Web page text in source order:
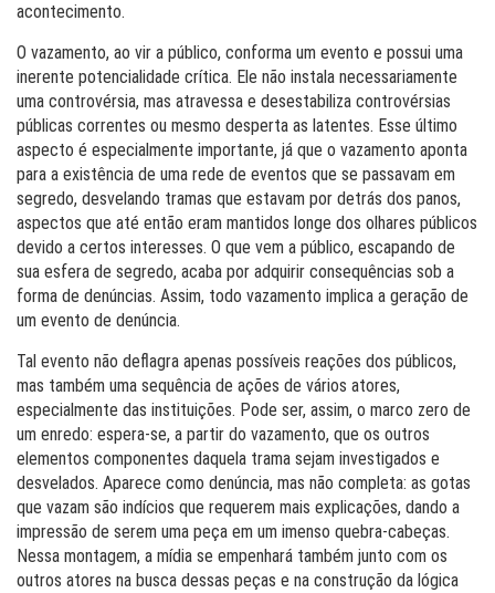
acontecimento.
O vazamento, ao vir a público, conforma um evento e possui uma
inerente potencialidade crítica. Ele não instala necessariamente
uma controvérsia, mas atravessa e desestabiliza controvérsias
públicas correntes ou mesmo desperta as latentes. Esse último
aspecto é especialmente importante, já que o vazamento aponta
para a existência de uma rede de eventos que se passavam em
segredo, desvelando tramas que estavam por detrás dos panos,
aspectos que até então eram mantidos longe dos olhares públicos
devido a certos interesses. O que vem a público, escapando de
sua esfera de segredo, acaba por adquirir consequências sob a
forma de denúncias. Assim, todo vazamento implica a geração de
um evento de denúncia.
Tal evento não deflagra apenas possíveis reações dos públicos,
mas também uma sequência de ações de vários atores,
especialmente das instituições. Pode ser, assim, o marco zero de
um enredo: espera-se, a partir do vazamento, que os outros
elementos componentes daquela trama sejam investigados e
desvelados. Aparece como denúncia, mas não completa: as gotas
que vazam são indícios que requerem mais explicações, dando a
impressão de serem uma peça em um imenso quebra-cabeças.
Nessa montagem, a mídia se empenhará também junto com os
outros atores na busca dessas peças e na construção da lógica